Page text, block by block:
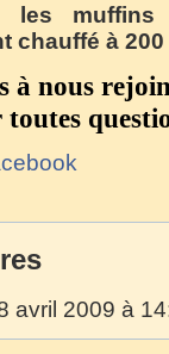
les
chauffé à 200
à nous
avril 2009 à